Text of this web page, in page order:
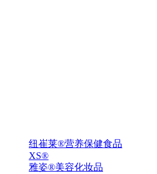
纽崔莱®营养保健食品
XS®
雅姿®美容化妆品